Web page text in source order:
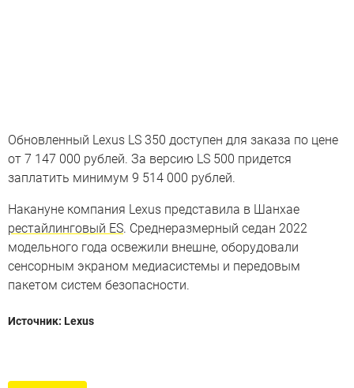
Обновленный Lexus LS 350 доступен для заказа по цене
от 7 147 000 рублей. За версию LS 500 придется
заплатить минимум 9 514 000 рублей.
Накануне компания Lexus представила в Шанхае
рестайлинговый ES. Среднеразмерный седан 2022
модельного года освежили внешне, оборудовали
сенсорным экраном медиасистемы и передовым
пакетом систем безопасности.
Источник: Lexus